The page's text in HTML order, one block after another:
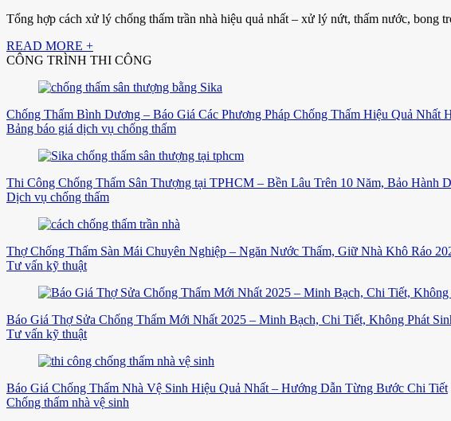
Tổng hợp cách xử lý chống thấm trần nhà hiệu quả nhất – xử lý nứt, thấm nước, bong
READ MORE +
CÔNG TRÌNH THI CÔNG
Chống Thấm Bình Dương – Báo Giá Các Phương Pháp Chống Thấm Hiệu Quả Nhất
Bảng báo giá dịch vụ chống thấm
Thi Công Chống Thấm Sân Thượng tại TPHCM – Bền Lâu Trên 10 Năm, Bảo Hành
Dịch vụ chống thấm
Thợ Chống Thấm Sàn Mái Chuyên Nghiệp – Ngăn Nước Thấm, Giữ Nhà Khô Ráo
Tư vấn kỹ thuật
Báo Giá Thợ Sửa Chống Thấm Mới Nhất 2025 – Minh Bạch, Chi Tiết, Không Phát
Tư vấn kỹ thuật
Báo Giá Chống Thấm Nhà Vệ Sinh Hiệu Quả Nhất – Hướng Dẫn Từng Bước Chi Tiết
Chống thấm nhà vệ sinh